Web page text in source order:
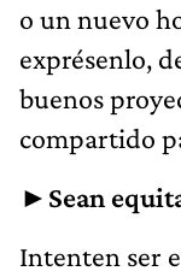
o un nuevo
exprésenlo,
buenos
compartido
►Sean
Intenten ser